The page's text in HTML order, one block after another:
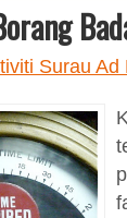
Surau Ad